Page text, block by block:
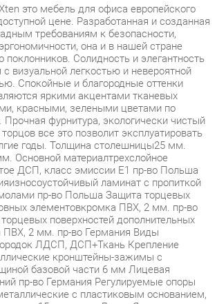
она и в нашей стране
Солидность и элегантность
визуальной легкостью и невероятной
Спокойные и благородные оттенки
яркими акцентами тканевых
красными, зелеными цветами по
фурнитура, экологически чистый
все это позволит эксплуатировать
годы. Толщина столешницы25 мм.
Основной материалтрехслойное
ДСП, класс эмиссии Е1 пр-во Польша
ламинат с пропиткой
пр-во Польша Защита торцевых
элементовкромка ПВХ, 2 мм. пр-во
поверхностей дополнительных
2 мм. пр-во Германия Виды
ЛДСП, ДСП+Ткань Крепление
кронштейны-зажимы с
базовой части 6 мм Лицевая
пр-во Германия Регулируемые опоры
с пластиковым основанием,
до 15 мм. пр-во Дания Ящики
пр-во Италия Замки на
пр-во Германия Силовые
эксцентриковые стяжки